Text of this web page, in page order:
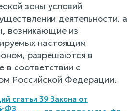
зоны условий
деятельности, а
возникающие из
настоящим
разрешаются в
в соответствии с
Российской Федерации.
статьи 39 Закона от
ФЗ